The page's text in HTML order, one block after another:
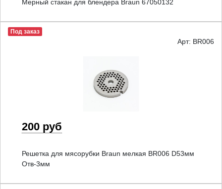
Мерный стакан для блендера Braun 67050132
Под заказ
Арт: BR006
200 руб
Решетка для мясорубки Braun мелкая BR006 D53мм
Отв-3мм